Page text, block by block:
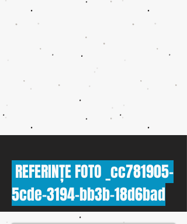
REFERINȚE FOTO _cc781905-
5cde-3194-bb3b-18d6bad